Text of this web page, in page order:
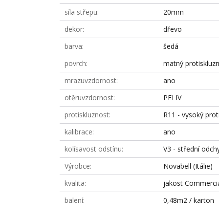
síla střepu
20mm
dekor
dřevo
barva
šedá
povrch
matný
mrazuvzdornost
ano
otěruvzdornost
PEI IV
protiskluznost
R11 - vysoký
kalibrace
ano
kolísavost odstínu
V3 - střední
Výrobce
Novabell (Itálie)
kvalita
jakost
balení
0,48m2 / karton